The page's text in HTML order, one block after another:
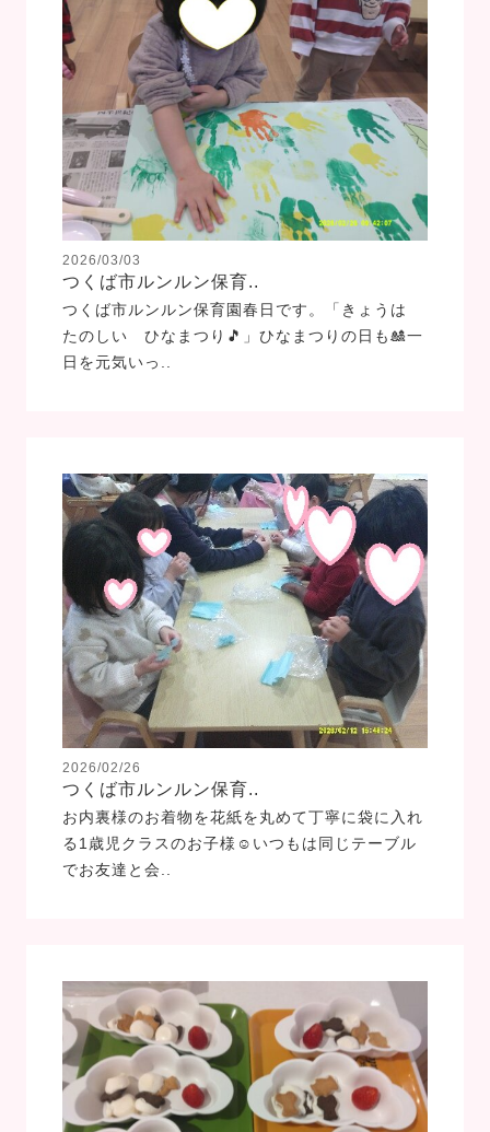
2026/03/03
つくば市ルンルン保育..
つくば市ルンルン保育園春日です。「きょうは
たのしい ひなまつり🎵」ひなまつりの日も🎎一
日を元気いっ..
2026/02/26
つくば市ルンルン保育..
お内裏様のお着物を花紙を丸めて丁寧に袋に入れ
る1歳児クラスのお子様☺いつもは同じテーブル
でお友達と会..